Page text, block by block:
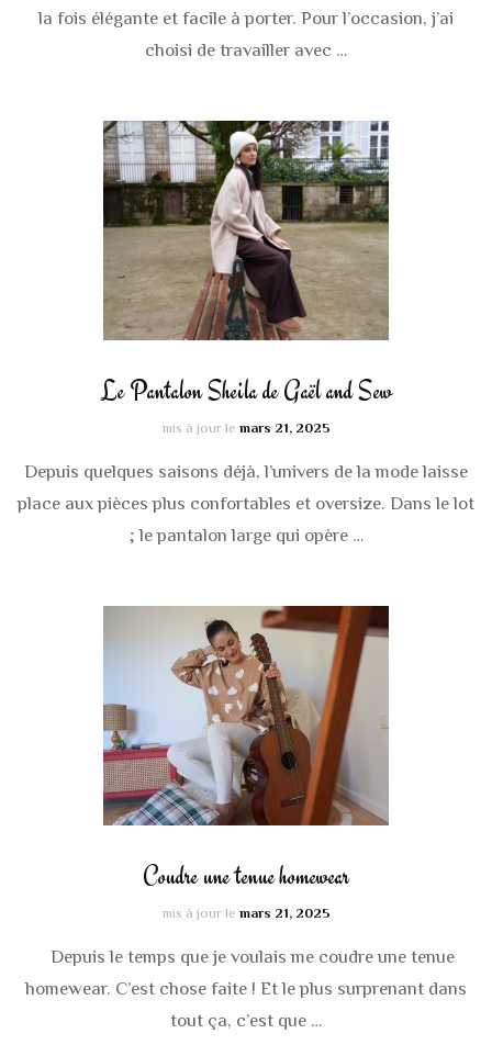
la fois élégante et facile à porter. Pour l’occasion, j’ai
choisi de travailler avec …
Le Pantalon Sheila de Gaël and Sew
mis à jour le mars 21, 2025
Depuis quelques saisons déjà, l’univers de la mode laisse
place aux pièces plus confortables et oversize. Dans le lot
; le pantalon large qui opère …
Coudre une tenue homewear
mis à jour le mars 21, 2025
Depuis le temps que je voulais me coudre une tenue
homewear. C’est chose faite ! Et le plus surprenant dans
tout ça, c’est que …